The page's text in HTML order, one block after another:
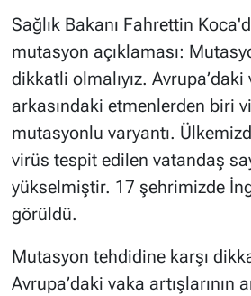
Sağlık Bakanı Fahrettin
mutasyon açıklaması:
dikkatli olmalıyız. Avrupa’daki
arkasındaki etmenlerden biri
mutasyonlu varyantı.
virüs tespit edilen vatandaş
yükselmiştir. 17 şehrimizde
görüldü.
Mutasyon tehdidine karşı
Avrupa’daki vaka artışlarının